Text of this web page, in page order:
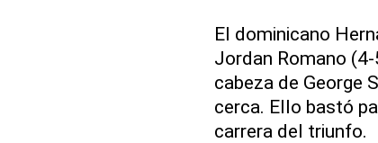
El dominicano
Jordan Romano
cabeza de George
cerca. Ello bastó
carrera del triunfo.